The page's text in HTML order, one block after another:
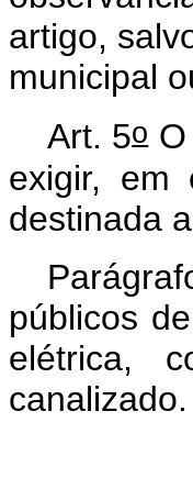
artigo,
municipal
Art. 5oO
exigir, em
destinada
públicos
elétrica,
canalizado.